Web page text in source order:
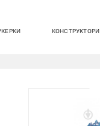
КОНСТРУКТОРИ